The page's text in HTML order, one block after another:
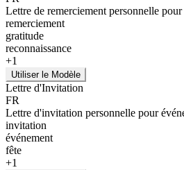
Lettre de remerciement personnelle
remerciement
gratitude
reconnaissance
+1
Utiliser le Modèle
Lettre d'Invitation
FR
Lettre d'invitation personnelle pour
invitation
événement
fête
+1